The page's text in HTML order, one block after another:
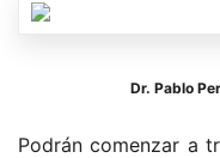
Dr. Pablo
Podrán comenzar a